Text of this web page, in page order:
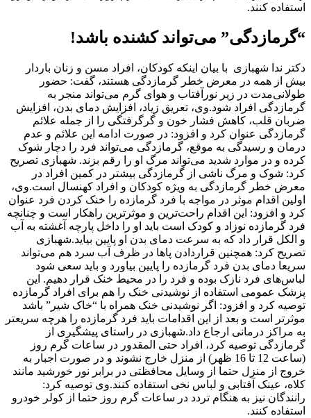
استفاده کنند.
“گرمازدگی” می‌تواند کشنده باشد!
دکتر ندا شهبازی با بیان اینکه کودکان، افراد مسن و زنان باردار
بیش از همه در معرض خطر گرمازدگی هستند، گفت: حضور
طولانی‌مدت در زیر نورآفتاب و هوای گرم می‌تواند منجر به
گرمازدگی افراد شود.وی، تعریق زیاد، افزایش دمای بدن، افزایش
ضربان قلب، کاهش فشار خون و گرگرفتگی را از جمله علائم
گرمازدگی عنوان کرد و افزود: در صورت ادامه این علائم و عدم
درمان و رسیدگی به موقع، گرمازدگی می‌تواند فرد را دچار شوک
کرده و در موارد شدید می‌تواند مرگ او را رقم بزند. شهبازی تصریح
کرد: شوک و مرگ ناشی از گرمازدگی بیشتر در کمین افراد در
معرض خطر گرمازدگی به ویژه کودکان و افراد کهنسال است.وی،
اولین اقدام موثر در مواجه با فرد گرمازده را خنک کردن فرد عنوان
کرد و افزود: این اقدام راحت‌ترین و موثرترین راهکار است و چنانچه
فرد گرمازده نوزاد و کودک است باید او را داخل پارچه آغشته به آب
و الکل قرار داد که به سرعت دمای بدن او پایین بیاید.شهبازی
تصریح کرد: همچنین قراردادن پاها در ظرف آب سرد هم می‌تواند
سریعا دمای بدن فرد گرمازده را پایین بیاورد و باید سعی شود
لباس‌های فرد نازک بوده و فرد را در محیط خنک قرار دهیم. این
پزشک عمومی استفاده از نوشیدنی خنک را هم برای افراد گرمازده
توصیه کرد و افزود: اگر نوشیدنی خنک همراه با “خاک شیر” باشد
موثرتر است و بعد از این اقدامات باید فرد گرمازده را هرچه سریعتر
به مراکز درمانی ارجاع داد.شهبازی در راستای پیشگیری از
گرمازدگی توصیه کرد، افراد حتی المقدور در ساعات گرم روز
(ساعت 12 تا 16 ظهر) از منزل خارج نشوند و در صورت اجبار به
خروج از منزل حتما از وسایل محافظتی در برابر نور خورشید مانند
کلاه، عینک آفتابی و لباس نخی استفاده کنند.وی توصیه کرد:
رانندگان نیز به هنگام تردد در ساعات گرم روز حتما از کولر خودرو
استفاده کنند.